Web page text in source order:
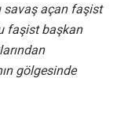
savaş açan faşist
faşist başkan
gölgesinde